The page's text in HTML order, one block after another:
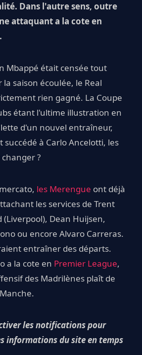
Dans l'autre sens, outre
attaquant a la cote en
Mbappé était censée tout
la saison écoulée, le Real
rien gagné. La Coupe
étant l'ultime illustration en
d'un nouvel entraîneur,
succédé à Carlo Ancelotti, les
?
les Merengue ont déjà
les services de Trent
Dean Huijsen,
ou encore Alvaro Carreras.
entraîner des départs.
a la cote en Premier League,
des Madrilènes plaît de
les notifications pour
informations du site en temps